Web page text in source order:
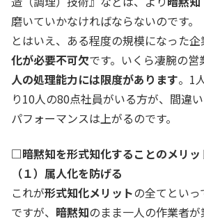
磨いていかなければならないのです。
とはいえ、ある程度の規模になった企
化が必要不可欠です。いくら凄腕の営
人の処理能力には限度があります。1
り10人の80点社員がいる方が、間違
パフォーマンスは上がるのです。
□暗黙知を形式知化することのメリッ
（１）属人化を防げる
これが形式知化メリットの全てとい
ですが、 暗黙知のまま一人の作業者